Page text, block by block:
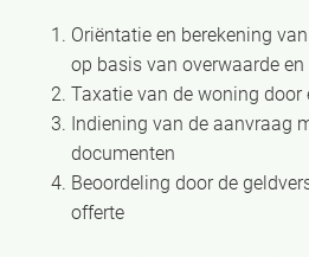
Oriëntatie en berekening
op basis van overwaarde
Taxatie van de woning door
Indiening van de aanvraag
documenten
Beoordeling door de
offerte